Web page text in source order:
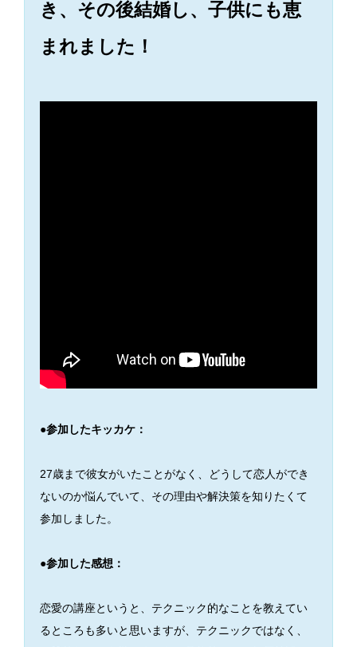
き、その後結婚し、子供にも恵
まれました！
●参加したキッカケ：
27歳まで彼女がいたことがなく、どうして恋人ができ
ないのか悩んでいて、その理由や解決策を知りたくて
参加しました。
●参加した感想：
恋愛の講座というと、テクニック的なことを教えてい
るところも多いと思いますが、テクニックではなく、